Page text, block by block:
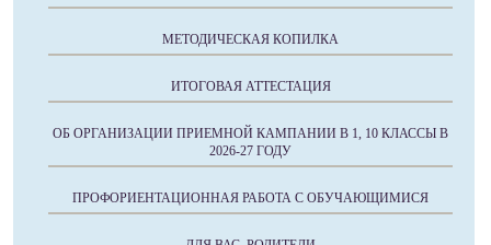
МЕТОДИЧЕСКАЯ КОПИЛКА
ИТОГОВАЯ АТТЕСТАЦИЯ
ОБ ОРГАНИЗАЦИИ ПРИЕМНОЙ КАМПАНИИ В 1, 10 КЛАССЫ В
2026-27 ГОДУ
ПРОФОРИЕНТАЦИОННАЯ РАБОТА С ОБУЧАЮЩИМИСЯ